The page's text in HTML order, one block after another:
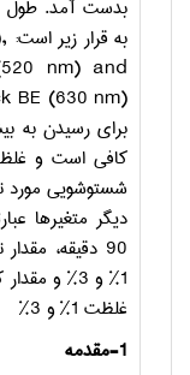
بدست آمد. طول
به قرار زیر است:
nm) and
BE (630 nm)
برای رسیدن به
شست­وشویی مورد
دیگر متغیرها عبارتند
90 دقیقه، مقدار نمک به ترتیب
1% و 3% و مقدار کربنات سدیم به ترتیب
غلظت 1% و 3%
1-مقدمه